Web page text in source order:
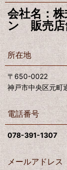
会社名：
ン 販売店
所在地
〒650-0022
神戸市中央区元町
電話番号
078-391-1307
メールアドレス